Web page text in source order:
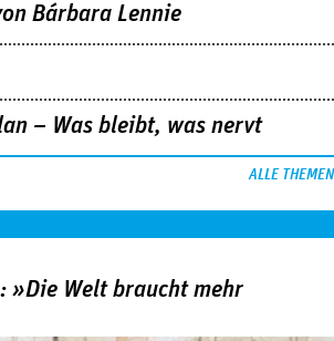
Bárbara Lennie
– Was bleibt, was nervt
ALLE THEMEN
»Die Welt braucht mehr